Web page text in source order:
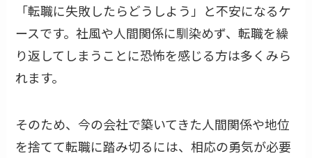
「転職に失敗したらどうしよう」と不安になるケ
ースです。社風や人間関係に馴染めず、転職を繰
り返してしまうことに恐怖を感じる方は多くみら
れます。
そのため、今の会社で築いてきた人間関係や地位
を捨てて転職に踏み切るには、相応の勇気が必要